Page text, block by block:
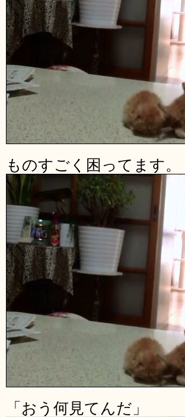
ものすごく困ってます。
「おう何見てんだ」